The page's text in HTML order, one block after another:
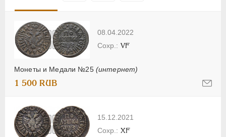
08.04.2022
Монеты и Медали №25 (интернет)
VF
1 500 RUB
15.12.2021
XF